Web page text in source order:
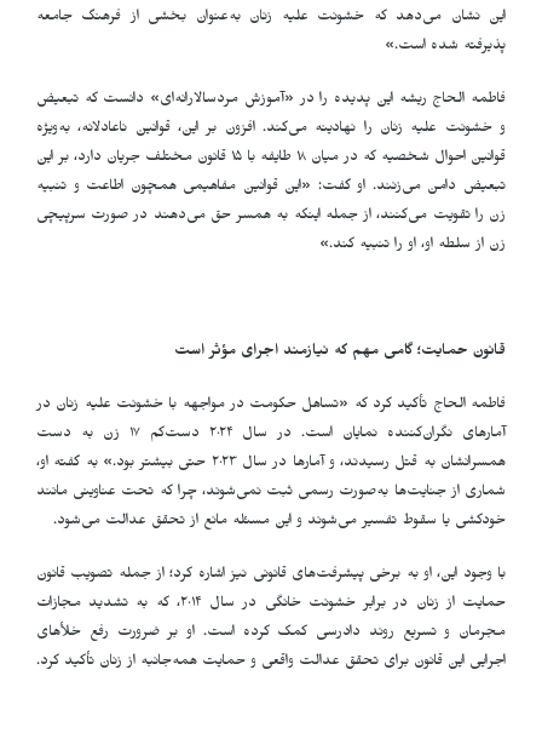
این نشان می‌دهد که خشونت علیه زنان به‌عنوان بخشی از فرهنگ جامعه
پذیرفته شده است.»
فاطمه الحاج ریشه این پدیده را در «آموزش مردسالارانه‌ای» دانست که تبعیض
و خشونت علیه زنان را نهادینه می‌کند. افزون بر این، قوانین ناعادلانه، به‌ویژه
قوانین احوال شخصیه که در میان ۱۸ طایفه با ۱۵ قانون مختلف جریان دارد، بر این
تبعیض دامن می‌زنند. او گفت: «این قوانین مفاهیمی همچون اطاعت و تنبیه
زن را تقویت می‌کنند، از جمله اینکه به همسر حق می‌دهند در صورت سرپیچی
زن از سلطه او، او را تنبیه کند.»
قانون حمایت؛ گامی مهم که نیازمند اجرای مؤثر است
فاطمه الحاج تأکید کرد که «تساهل حکومت در مواجهه با خشونت علیه زنان در
آمارهای نگران‌کننده نمایان است. در سال ۲۰۲۴ دست‌کم ۱۷ زن به دست
همسرانشان به قتل رسیدند، و آمارها در سال ۲۰۲۳ حتی بیشتر بود.» به گفته او،
شماری از جنایت‌ها به‌صورت رسمی ثبت نمی‌شوند، چرا که تحت عناوینی مانند
خودکشی یا سقوط تفسیر می‌شوند و این مسئله مانع از تحقق عدالت می‌شود.
با وجود این، او به برخی پیشرفت‌های قانونی نیز اشاره کرد؛ از جمله تصویب قانون
حمایت از زنان در برابر خشونت خانگی در سال ۲۰۱۴، که به تشدید مجازات
مجرمان و تسریع روند دادرسی کمک کرده است. او بر ضرورت رفع خلأهای
اجرایی این قانون برای تحقق عدالت واقعی و حمایت همه‌جانبه از زنان تأکید کرد.